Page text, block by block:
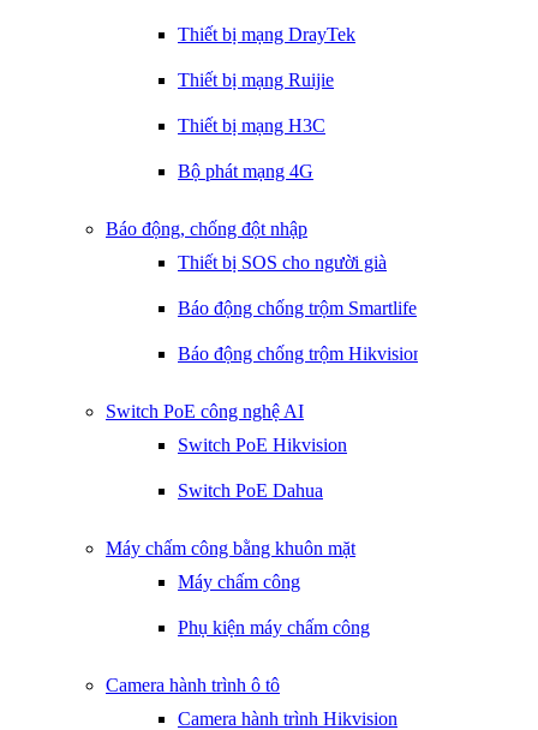
Thiết bị mạng DrayTek
Thiết bị mạng Ruijie
Thiết bị mạng H3C
Bộ phát mạng 4G
Báo động, chống đột nhập
Thiết bị SOS cho người già
Báo động chống trộm Smartlife
Báo động chống trộm Hikvision
Switch PoE công nghệ AI
Switch PoE Hikvision
Switch PoE Dahua
Máy chấm công bằng khuôn mặt
Máy chấm công
Phụ kiện máy chấm công
Camera hành trình ô tô
Camera hành trình Hikvision